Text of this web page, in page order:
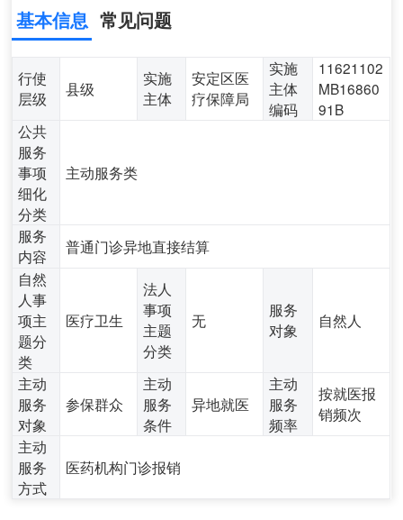
基本信息 常见问题
行使
层级
县级
实施
主体
安定区医
疗保障局
实施
主体
编码
11621102
MB16860
91B
公共
服务
事项
细化
分类
主动服务类
服务
内容
普通门诊异地直接结算
自然
人事
项主
题分
类
医疗卫生
法人
事项
主题
分类
无
服务
对象
自然人
主动
服务
对象
参保群众
主动
服务
条件
异地就医
主动
服务
频率
按就医报
销频次
主动
服务
方式
医药机构门诊报销